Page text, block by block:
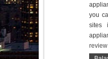
you
sites